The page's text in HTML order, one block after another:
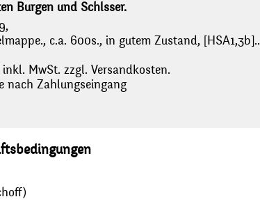
Burgen und Schlsser.
c.a. 600s., in gutem Zustand, [HSA1,3b]..
inkl. MwSt. zzgl. Versandkosten.
nach Zahlungseingang